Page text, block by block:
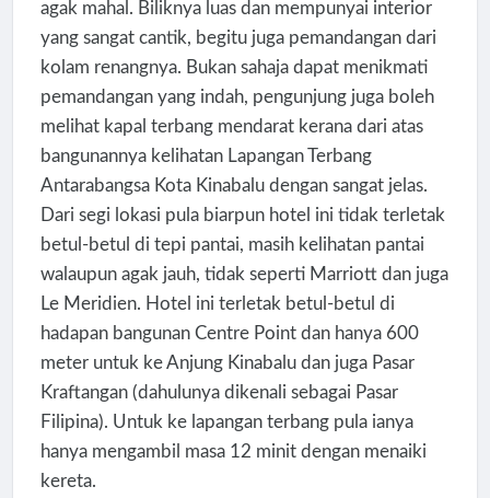
agak mahal. Biliknya luas dan mempunyai interior
yang sangat cantik, begitu juga pemandangan dari
kolam renangnya. Bukan sahaja dapat menikmati
pemandangan yang indah, pengunjung juga boleh
melihat kapal terbang mendarat kerana dari atas
bangunannya kelihatan Lapangan Terbang
Antarabangsa Kota Kinabalu dengan sangat jelas.
Dari segi lokasi pula biarpun hotel ini tidak terletak
betul-betul di tepi pantai, masih kelihatan pantai
walaupun agak jauh, tidak seperti Marriott dan juga
Le Meridien. Hotel ini terletak betul-betul di
hadapan bangunan Centre Point dan hanya 600
meter untuk ke Anjung Kinabalu dan juga Pasar
Kraftangan (dahulunya dikenali sebagai Pasar
Filipina). Untuk ke lapangan terbang pula ianya
hanya mengambil masa 12 minit dengan menaiki
kereta.